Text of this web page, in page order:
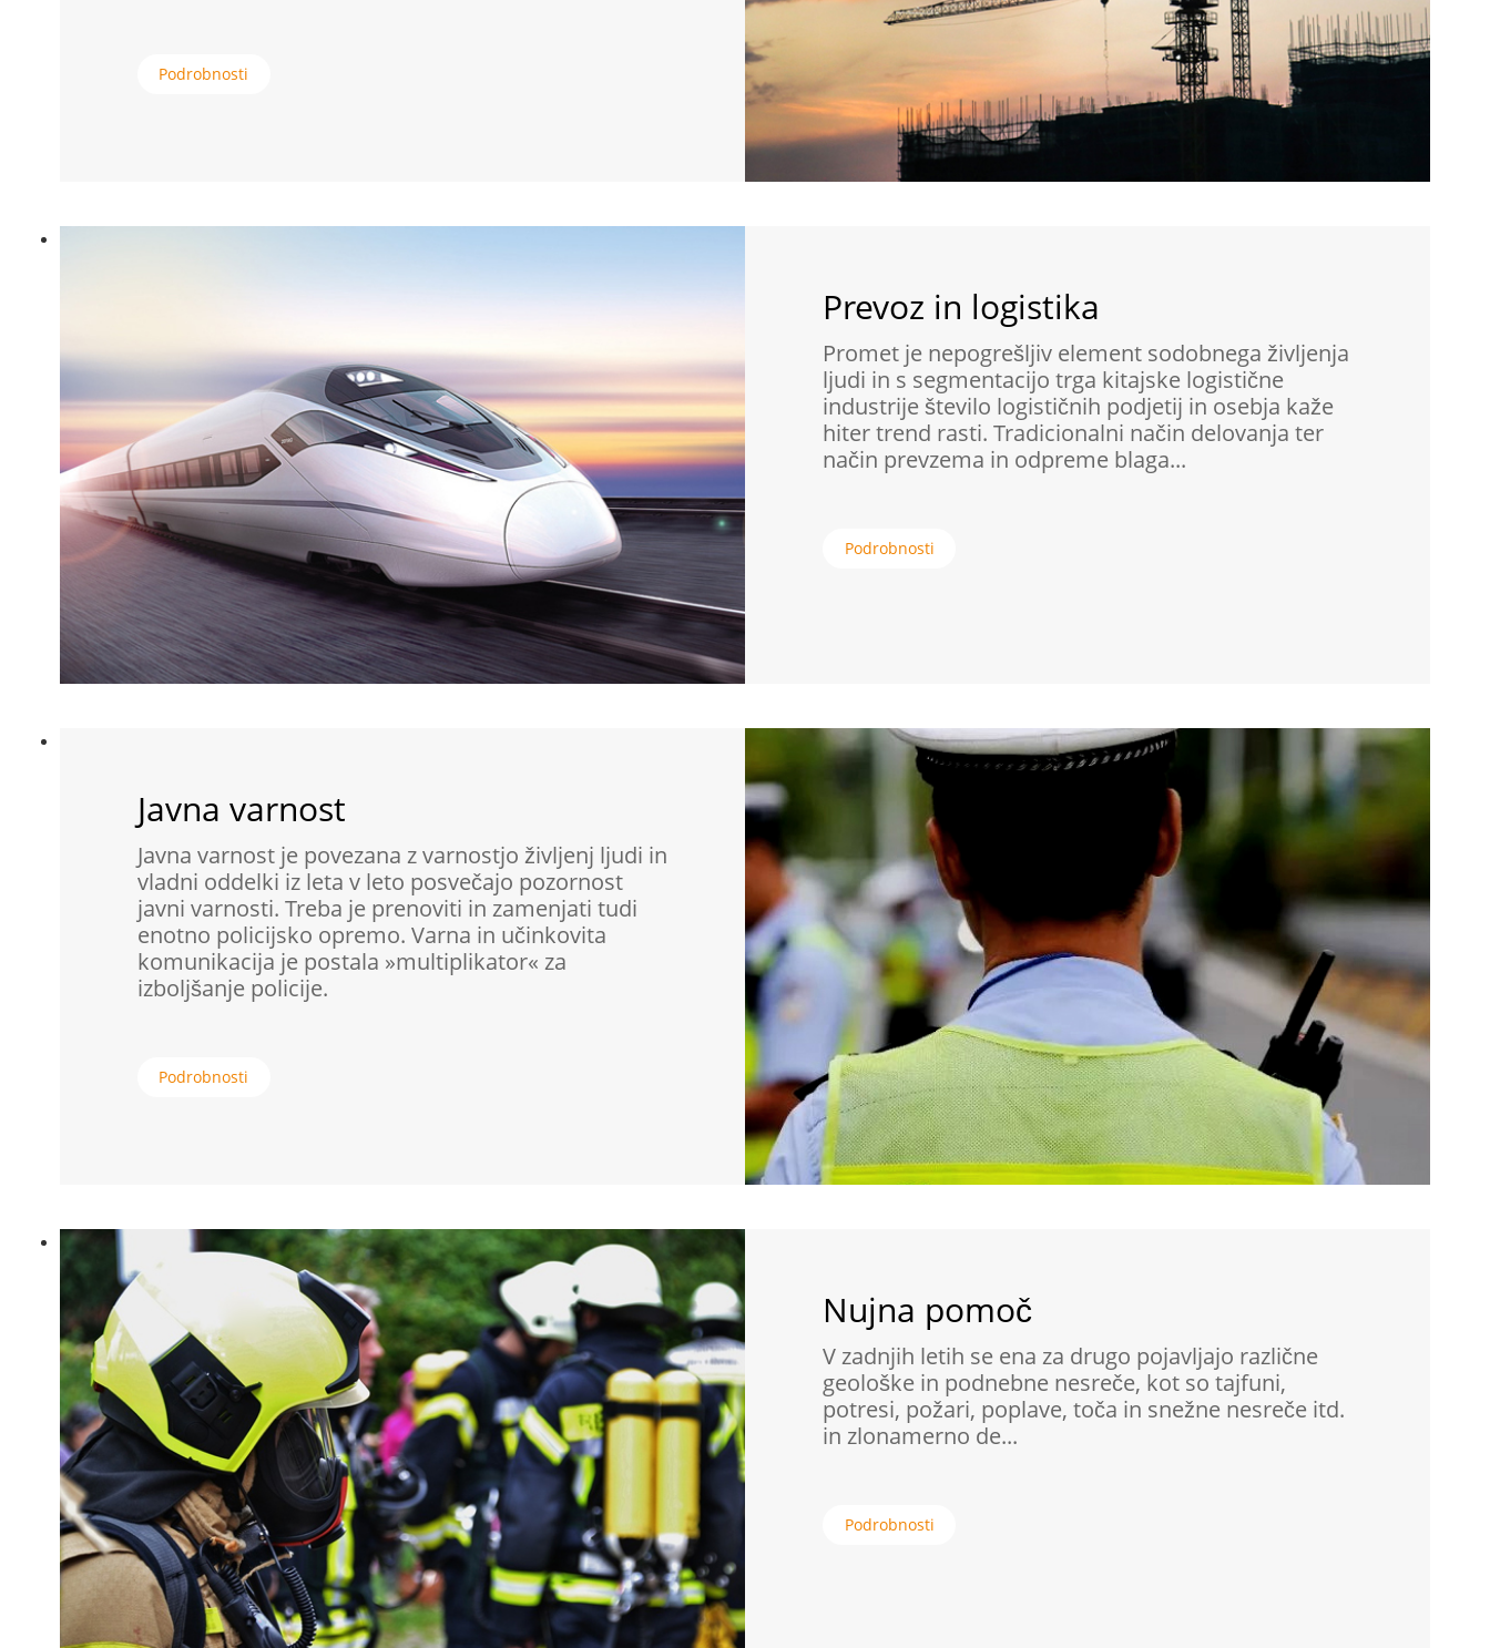
Podrobnosti
Prevoz in logistika
Promet je nepogrešljiv element sodobnega življenja
ljudi in s segmentacijo trga kitajske logistične
industrije število logističnih podjetij in osebja kaže
hiter trend rasti. Tradicionalni način delovanja ter
način prevzema in odpreme blaga...
Podrobnosti
Javna varnost
Javna varnost je povezana z varnostjo življenj ljudi in
vladni oddelki iz leta v leto posvečajo pozornost
javni varnosti. Treba je prenoviti in zamenjati tudi
enotno policijsko opremo. Varna in učinkovita
komunikacija je postala »multiplikator« za
izboljšanje policije.
Podrobnosti
Nujna pomoč
V zadnjih letih se ena za drugo pojavljajo različne
geološke in podnebne nesreče, kot so tajfuni,
potresi, požari, poplave, toča in snežne nesreče itd.
in zlonamerno de...
Podrobnosti